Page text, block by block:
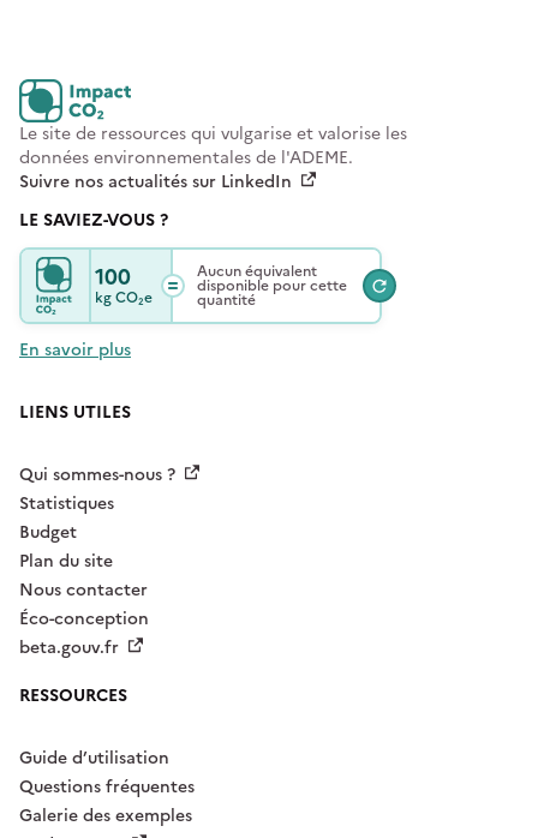
Le site de ressources qui vulgarise et valorise les
données environnementales de l'ADEME.
Suivre nos actualités sur LinkedIn
LE SAVIEZ-VOUS ?
100
kgCO₂e
Aucun équivalent
disponible pour cette
quantité
En savoir plus
LIENS UTILES
Qui sommes-nous ?
Statistiques
Budget
Plan du site
Nous contacter
Éco-conception
beta.gouv.fr
RESSOURCES
Guide d’utilisation
Questions fréquentes
Galerie des exemples